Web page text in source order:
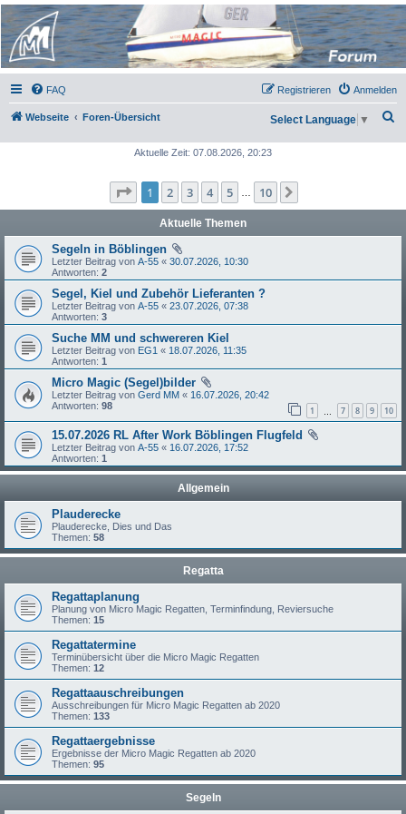
Micro Magic Forum
Deutschland
FAQ Anmelden
Registrieren
Webseite Foren-Übersicht Select Language ▼
Aktuelle Zeit: 07.08.2026, 20:23
Seite 1von 10
1 2 3 4 5 10
Aktuelle Themen
Segeln in Böblingen
Letzter Beitrag von A-55 « 30.07.2026, 10:30
Antworten: 2
Segel, Kiel und Zubehör Lieferanten ?
Letzter Beitrag von A-55 « 23.07.2026, 07:38
Antworten: 3
Suche MM und schwereren Kiel
Letzter Beitrag von EG1 « 18.07.2026, 11:35
Antworten: 1
Micro Magic (Segel)bilder
Letzter Beitrag von Gerd MM « 16.07.2026, 20:42
Antworten: 98 1 7 8 9 10
15.07.2026 RL After Work Böblingen Flugfeld
Letzter Beitrag von A-55 « 16.07.2026, 17:52
Antworten: 1
Allgemein
Plauderecke
Plauderecke, Dies und Das
Themen: 58
Regatta
Regattaplanung
Planung von Micro Magic Regatten, Terminfindung, Reviersuche
Themen: 15
Regattatermine
Terminübersicht über die Micro Magic Regatten
Themen: 12
Regattaauschreibungen
Ausschreibungen für Micro Magic Regatten ab 2020
Themen: 133
Regattaergebnisse
Ergebnisse der Micro Magic Regatten ab 2020
Themen: 95
Segeln